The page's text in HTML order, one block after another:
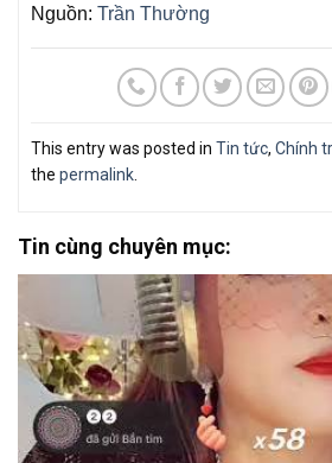
Nguồn: Trần Thường
This entry was posted in Tin tức, Chính
the permalink
Tin cùng chuyên mục: